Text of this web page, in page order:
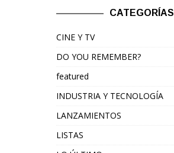
CATEGORÍAS
CINE Y TV
DO YOU REMEMBER?
featured
INDUSTRIA Y TECNOLOGÍA
LANZAMIENTOS
LISTAS